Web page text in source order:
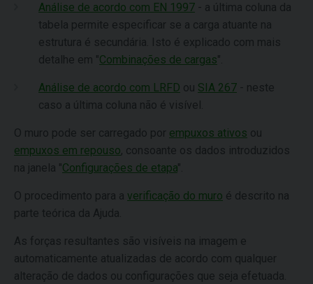
Análise de acordo com EN 1997 - a última coluna da
tabela permite especificar se a carga atuante na
estrutura é secundária. Isto é explicado com mais
detalhe em "Combinações de cargas".
Análise de acordo com LRFD ou SIA 267 - neste
caso a última coluna não é visível.
O muro pode ser carregado por empuxos ativos ou
empuxos em repouso, consoante os dados introduzidos
na janela "Configurações de etapa".
O procedimento para a verificação do muro é descrito na
parte teórica da Ajuda.
As forças resultantes são visíveis na imagem e
automaticamente atualizadas de acordo com qualquer
alteração de dados ou configurações que seja efetuada.